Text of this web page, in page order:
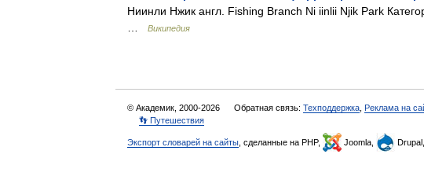
Ниинли Нжик англ. Fishing Branch Ni iinlii Njik Park
Википедия
© Академик, 2000-2026 Обратная связь: Техподдержка Реклама на
👣 Путешествия
Экспорт словарей на сайты , сделанные на PHP, Joomla, Drupal,